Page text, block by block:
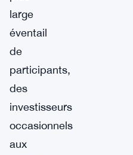
large
éventail
de
participants,
des
investisseurs
occasionnels
aux